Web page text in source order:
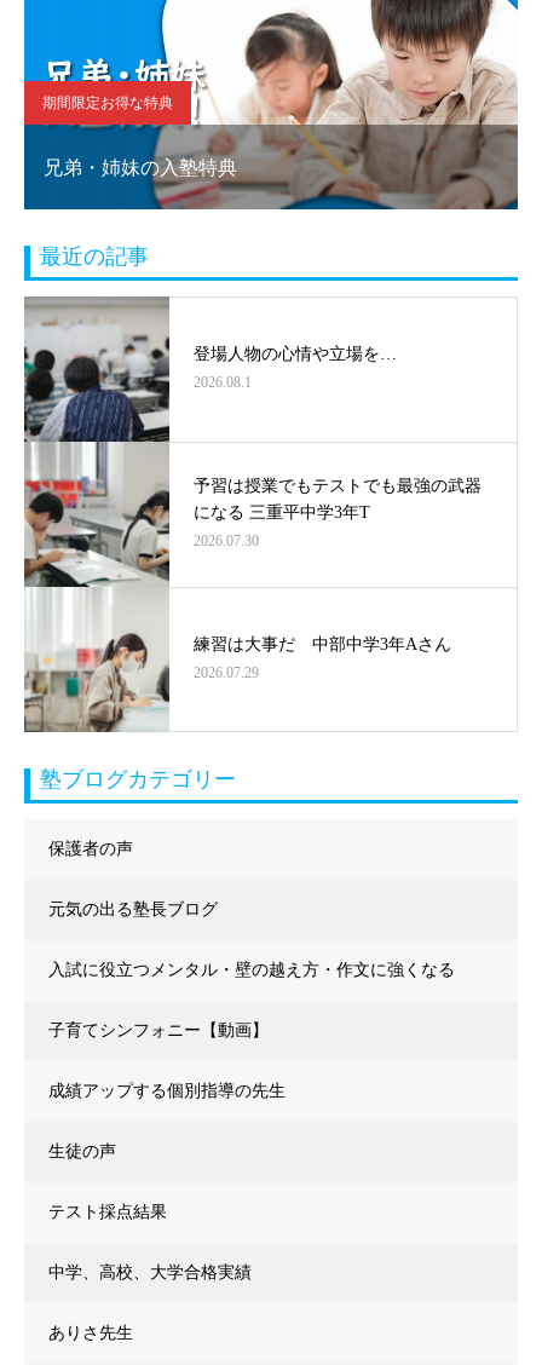
期間限定お得な特典
兄弟・姉妹の入塾特典
最近の記事
登場人物の心情や立場を…
2026.08.1
予習は授業でもテストでも最強の武器
になる 三重平中学3年T
2026.07.30
練習は大事だ 中部中学3年Aさん
2026.07.29
塾ブログカテゴリー
保護者の声
元気の出る塾長ブログ
入試に役立つメンタル・壁の越え方・作文に強くなる
子育てシンフォニー【動画】
成績アップする個別指導の先生
生徒の声
テスト採点結果
中学、高校、大学合格実績
ありさ先生